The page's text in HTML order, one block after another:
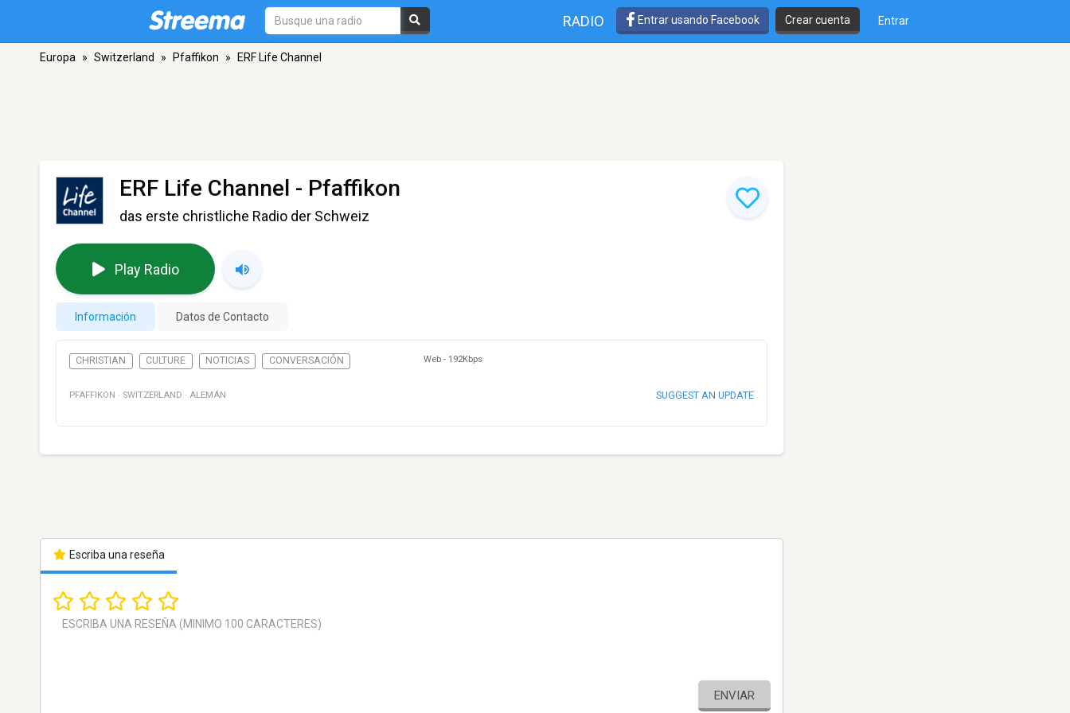
RADIO Entrar usando Facebook Crear cuenta Entrar
Europa » Switzerland » Pfaffikon » ERF Life Channel
ERF Life Channel - Pfaffikon
das erste christliche Radio der Schweiz
Play Radio
Información Datos de Contacto
CHRISTIAN CULTURE NOTICIAS CONVERSACIÓN Web - 192Kbps
PFAFFIKON · SWITZERLAND · ALEMÁN SUGGEST AN UPDATE
Escriba una reseña
ENVIAR